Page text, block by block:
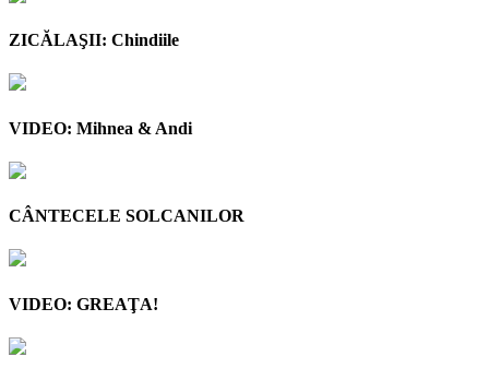
ZICĂLAŞII: Chindiile
VIDEO: Mihnea & Andi
CÂNTECELE SOLCANILOR
VIDEO: GREAŢA!